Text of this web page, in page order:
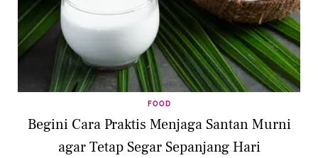
FOOD
Begini Cara Praktis Menjaga Santan Murni
agar Tetap Segar Sepanjang Hari